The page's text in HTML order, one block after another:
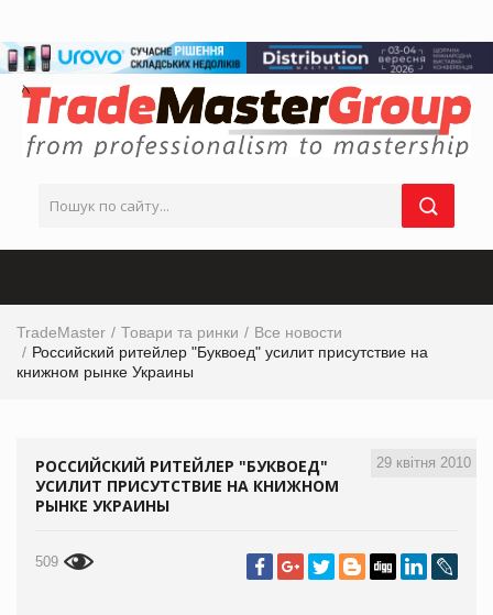
TradeMaster Товари та ринки
Все новости
Российский ритейлер "Буквоед" усилит присутствие на
книжном рынке Украины
29 квітня 2010
РОССИЙСКИЙ РИТЕЙЛЕР "БУКВОЕД"
УСИЛИТ ПРИСУТСТВИЕ НА КНИЖНОМ
РЫНКЕ УКРАИНЫ
509